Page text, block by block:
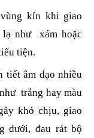
kín khi giao
lạ như xám hoặc
tiện.
tiết âm đạo nhiều
trắng hay màu
khó chịu, giao
dưới, đau rát bộ